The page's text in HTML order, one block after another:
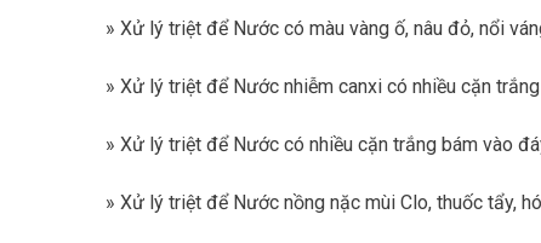
» Xử lý triệt để Nước có màu vàng ố, nâu đỏ, nổi
» Xử lý triệt để Nước nhiễm canxi có nhiều cặn
» Xử lý triệt để Nước có nhiều cặn trắng bám vào
» Xử lý triệt để Nước nồng nặc mùi Clo, thuốc tẩy,